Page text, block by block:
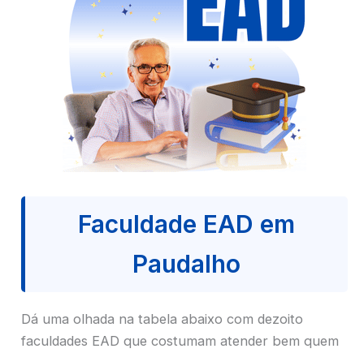
Faculdade EAD em
Paudalho
Dá uma olhada na tabela abaixo com dezoito
faculdades EAD que costumam atender bem quem